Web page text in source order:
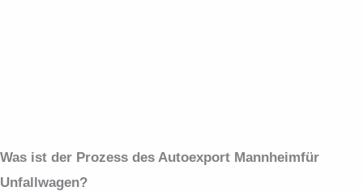
Was ist der Prozess des Autoexport Mannheimfür
Unfallwagen?